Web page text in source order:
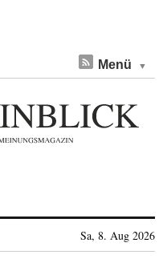
Menü
Sa, 8. Aug 2026